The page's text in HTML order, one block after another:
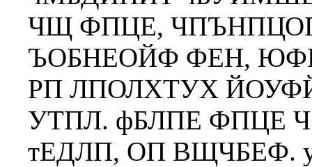
ЧЩ ФПЦЕ,
ЪОБНЕОЙФ ФЕН,
РП ЛПОЛХТУХ
УТПЛ. фБЛПЕ ФПЦЕ
тЕДЛП, ОП ВЩЧБЕФ.